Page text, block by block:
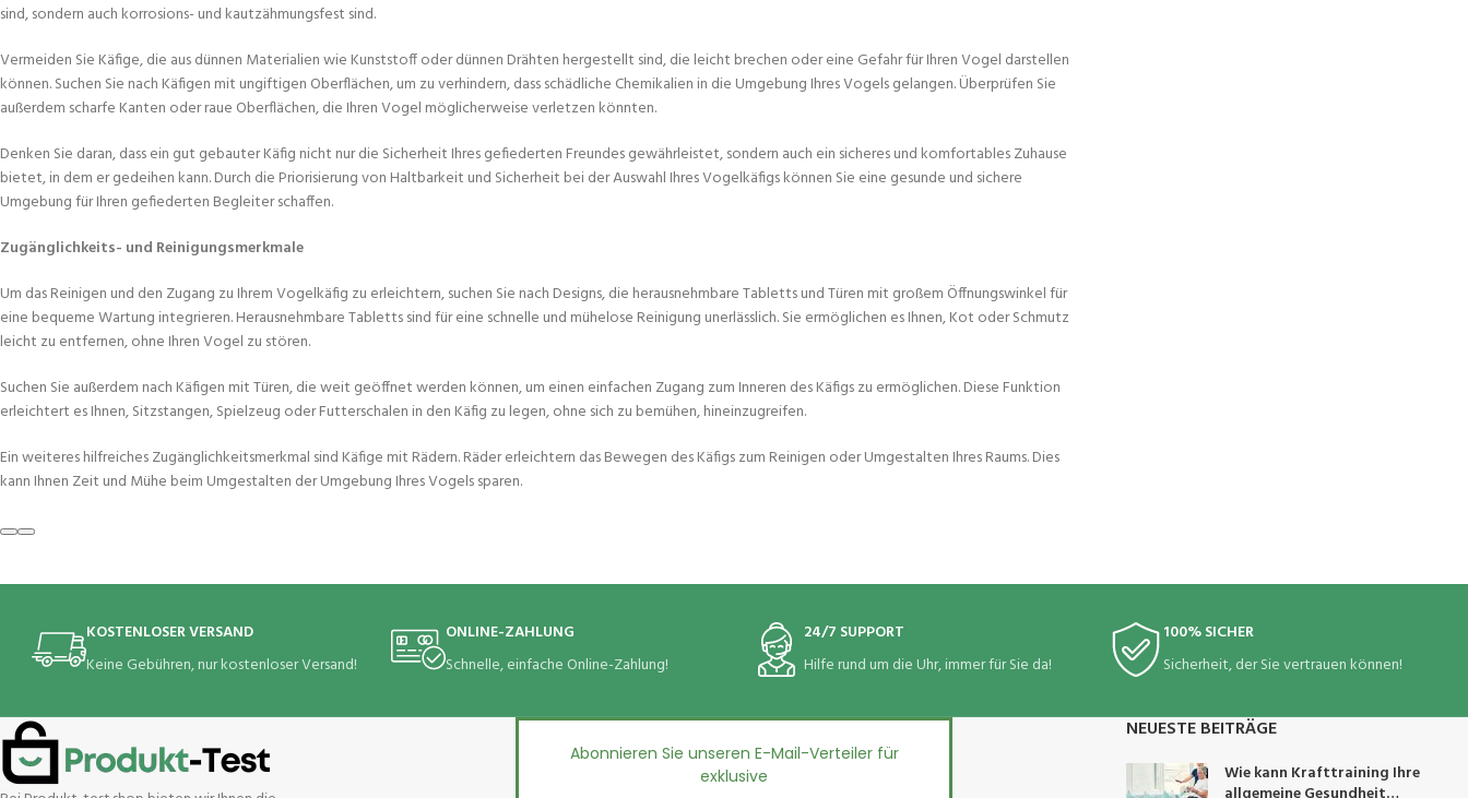
sind, sondern auch korrosions- und kautzähmungsfest sind.
Vermeiden Sie Käfige, die aus dünnen Materialien wie Kunststoff oder dünnen Drähten hergestellt sind, die leicht brechen oder eine Gefahr für Ihren Vogel darstellen
können. Suchen Sie nach Käfigen mit ungiftigen Oberflächen, um zu verhindern, dass schädliche Chemikalien in die Umgebung Ihres Vogels gelangen. Überprüfen Sie
außerdem scharfe Kanten oder raue Oberflächen, die Ihren Vogel möglicherweise verletzen könnten.
Denken Sie daran, dass ein gut gebauter Käfig nicht nur die Sicherheit Ihres gefiederten Freundes gewährleistet, sondern auch ein sicheres und komfortables Zuhause
bietet, in dem er gedeihen kann. Durch die Priorisierung von Haltbarkeit und Sicherheit bei der Auswahl Ihres Vogelkäfigs können Sie eine gesunde und sichere
Umgebung für Ihren gefiederten Begleiter schaffen.
Zugänglichkeits- und Reinigungsmerkmale
Um das Reinigen und den Zugang zu Ihrem Vogelkäfig zu erleichtern, suchen Sie nach Designs, die herausnehmbare Tabletts und Türen mit großem Öffnungswinkel für
eine bequeme Wartung integrieren. Herausnehmbare Tabletts sind für eine schnelle und mühelose Reinigung unerlässlich. Sie ermöglichen es Ihnen, Kot oder Schmutz
leicht zu entfernen, ohne Ihren Vogel zu stören.
Suchen Sie außerdem nach Käfigen mit Türen, die weit geöffnet werden können, um einen einfachen Zugang zum Inneren des Käfigs zu ermöglichen. Diese Funktion
erleichtert es Ihnen, Sitzstangen, Spielzeug oder Futterschalen in den Käfig zu legen, ohne sich zu bemühen, hineinzugreifen.
Ein weiteres hilfreiches Zugänglichkeitsmerkmal sind Käfige mit Rädern. Räder erleichtern das Bewegen des Käfigs zum Reinigen oder Umgestalten Ihres Raums. Dies
kann Ihnen Zeit und Mühe beim Umgestalten der Umgebung Ihres Vogels sparen.
KOSTENLOSER VERSAND
Keine Gebühren, nur kostenloser Versand!
ONLINE-ZAHLUNG
Schnelle, einfache Online-Zahlung!
24/7 SUPPORT
Hilfe rund um die Uhr, immer für Sie da!
100% SICHER
Sicherheit, der Sie vertrauen können!
Abonnieren Sie unseren E-Mail-Verteiler für
exklusive
NEUESTE BEITRÄGE
Wie kann Krafttraining Ihre